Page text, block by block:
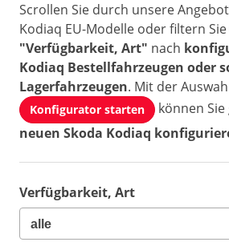
Scrollen Sie durch unsere
Kodiaq EU-Modelle oder filtern
"Verfügbarkeit, Art" nach
Kodiaq Bestellfahrzeugen oder
Lagerfahrzeugen. Mit der
Konfigurator starten
können
neuen Skoda Kodiaq
Verfügbarkeit, Art